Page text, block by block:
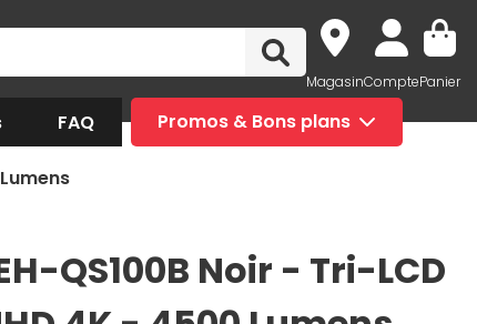
MagasinComptePanier
FAQ Promos & Bons plans
QS100B Noir - Tri-LCD